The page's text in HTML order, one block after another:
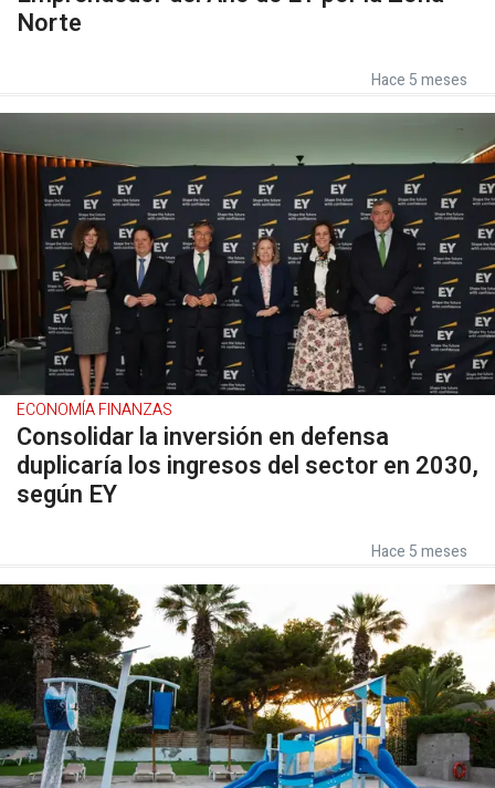
Norte
Hace 5 meses
ECONOMÍA FINANZAS
Consolidar la inversión en defensa
duplicaría los ingresos del sector en 2030,
según EY
Hace 5 meses